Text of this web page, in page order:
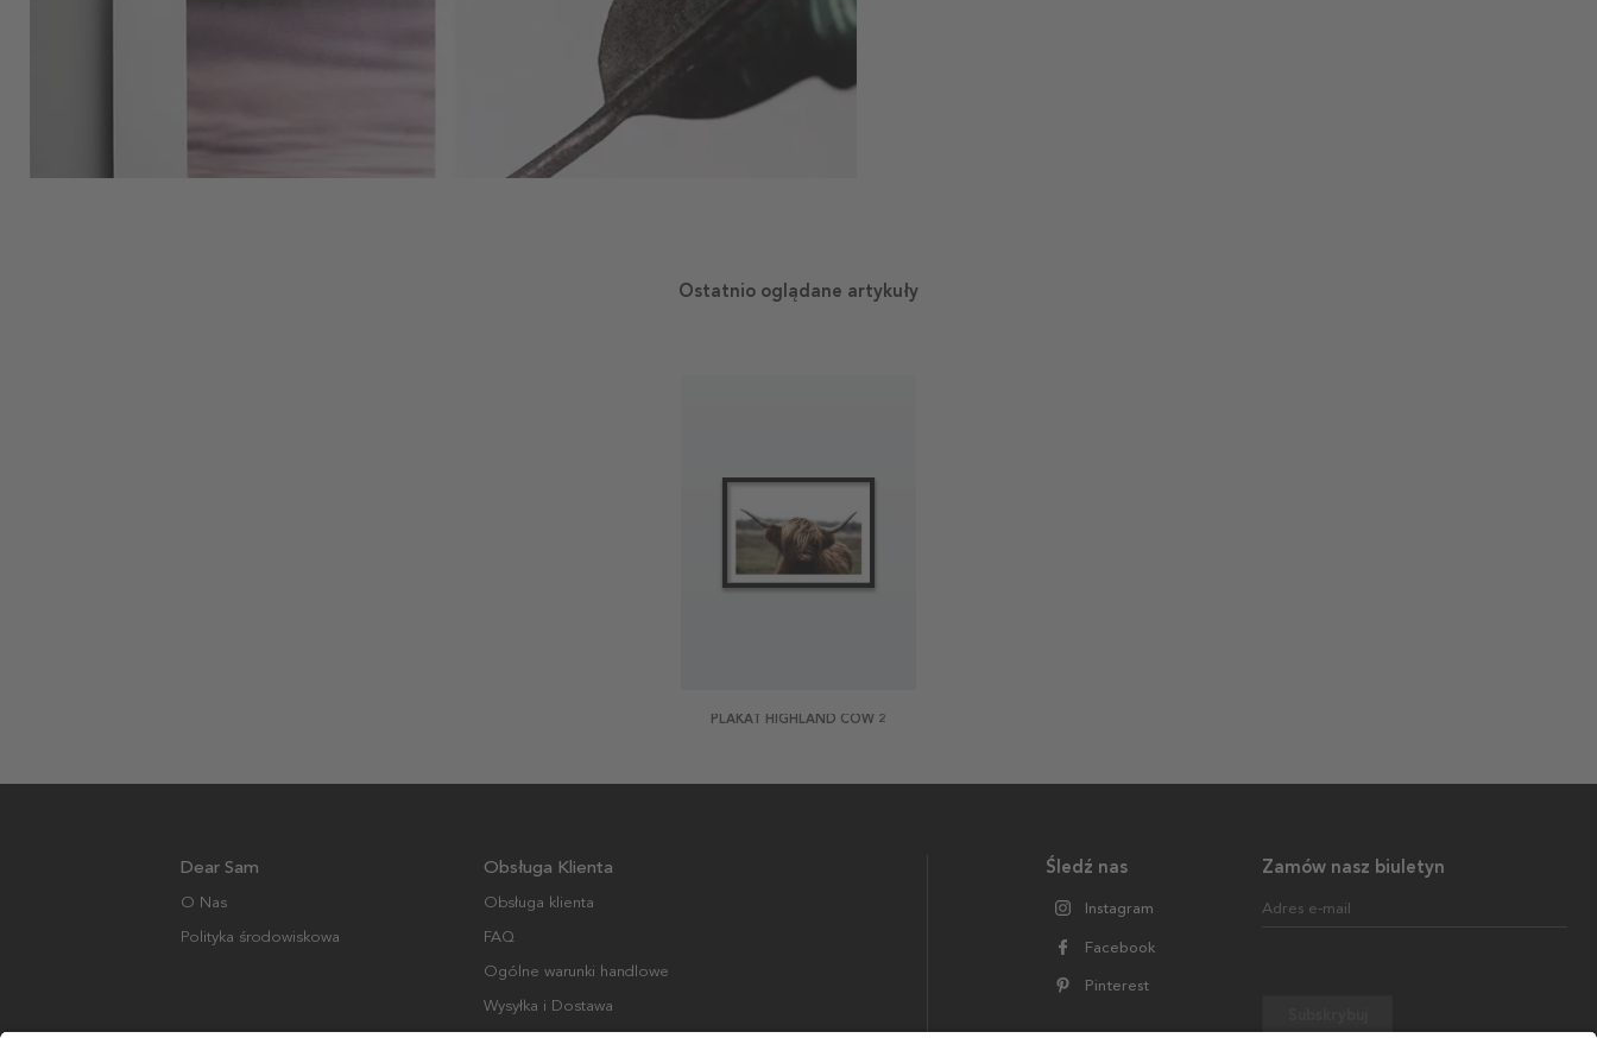
Ostatnio oglądane artykuły
PLAKAT HIGHLAND COW 2
Zamów nasz biuletyn
Adres e-mail
Śledź nas
Instagram
Facebook
Pinterest
Dear Sam
O Nas
Polityka środowiskowa
Obsługa Klienta
Obsługa klienta
FAQ
Ogólne warunki handlowe
Wysyłka i Dostawa